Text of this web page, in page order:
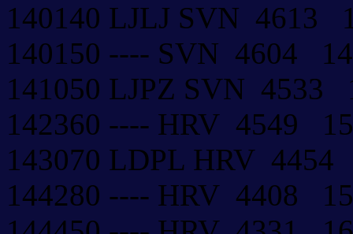
140140 LJLJ SVN 4613
140150 ---- SVN 4604
141050 LJPZ SVN
142360 ---- HRV 4549
143070 LDPL HRV
144280 ---- HRV 4408